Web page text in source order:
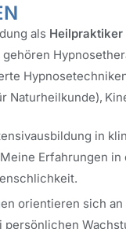
als
Naturheilkunde),
in
Erfahrungen
orientieren sich